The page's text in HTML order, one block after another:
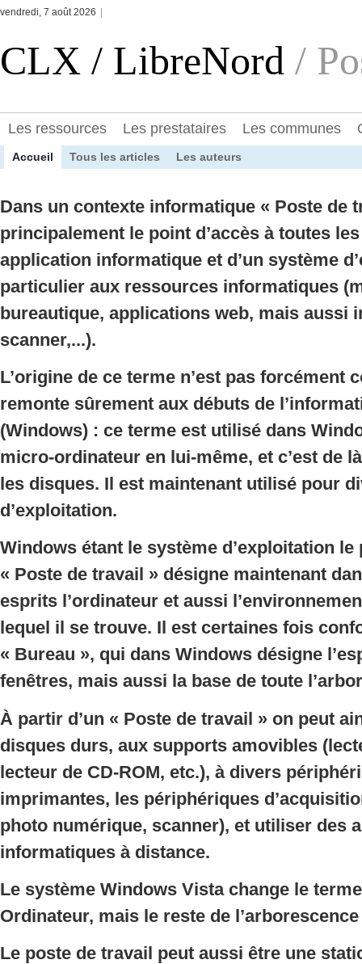
vendredi, 7 août 2026
CLX / LibreNord /
Les ressources Les prestataires Les communes
Accueil Tous les articles Les auteurs
Dans un contexte informatique « Poste de
principalement le point d’accès à toutes
application informatique et d’un système
particulier aux ressources informatiques
bureautique, applications web, mais aussi
scanner,...).
L’origine de ce terme n’est pas forcément
remonte sûrement aux débuts de
(Windows) : ce terme est utilisé dans
micro-ordinateur en lui-même, et c’est de
les disques. Il est maintenant utilisé pour
d’exploitation.
Windows étant le système d’exploitation
« Poste de travail » désigne maintenant
esprits l’ordinateur et aussi
lequel il se trouve. Il est certaines fois
« Bureau », qui dans Windows désigne
fenêtres, mais aussi la base de toute
À partir d’un « Poste de travail » on peut
disques durs, aux supports amovibles
lecteur de CD-ROM, etc.), à divers
imprimantes, les périphériques
photo numérique, scanner), et utiliser des
informatiques à distance.
Le système Windows Vista change le
Ordinateur, mais le reste de
Le poste de travail peut aussi être une